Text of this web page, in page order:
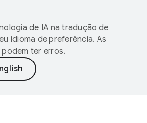
de IA na tradução de
idioma de preferência. As
ter erros.